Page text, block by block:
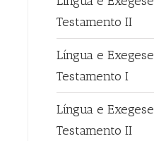
Testamento II
Língua e
Testamento I
Língua e
Testamento II